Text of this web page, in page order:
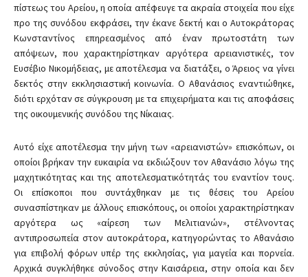
πίστεως του Αρείου, η οποία απέφευγε τα ακραία στοιχεία που είχε
προ της συνόδου εκφράσει, την έκανε δεκτή και ο Αυτοκράτορας
Κωνσταντίνος επηρεασμένος από έναν πρωτοστάτη των
απόψεων, που χαρακτηρίστηκαν αργότερα αρειανιστικές, τον
Ευσέβιο Νικομήδειας, με αποτέλεσμα να διατάξει, ο Άρειος να γίνει
δεκτός στην εκκλησιαστική κοινωνία. Ο Αθανάσιος εναντιώθηκε,
διότι ερχόταν σε σύγκρουση με τα επιχειρήματα και τις αποφάσεις
της οικουμενικής συνόδου της Νίκαιας.
Αυτό είχε αποτέλεσμα την μήνη των «αρειανιστών» επισκόπων, οι
οποίοι βρήκαν την ευκαιρία να εκδιώξουν τον Αθανάσιο λόγω της
μαχητικότητας και της αποτελεσματικότητάς του εναντίον τους.
Οι επίσκοποι που συντάχθηκαν με τις θέσεις του Αρείου
συνασπίστηκαν με άλλους επισκόπους, οι οποίοι χαρακτηρίστηκαν
αργότερα ως «αίρεση των Μελιτιανών», στέλνοντας
αντιπροσωπεία στον αυτοκράτορα, κατηγορώντας το Αθανάσιο
για επιβολή φόρων υπέρ της εκκλησίας, για μαγεία και πορνεία.
Αρχικά συγκλήθηκε σύνοδος στην Καισάρεια, στην οποία και δεν